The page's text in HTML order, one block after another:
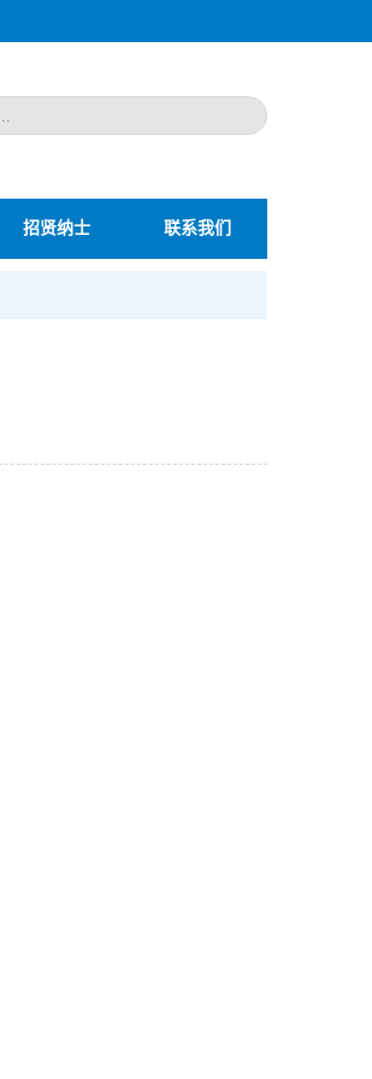
招贤纳士 联系我们